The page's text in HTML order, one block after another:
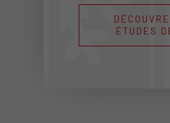
ÉTUDES